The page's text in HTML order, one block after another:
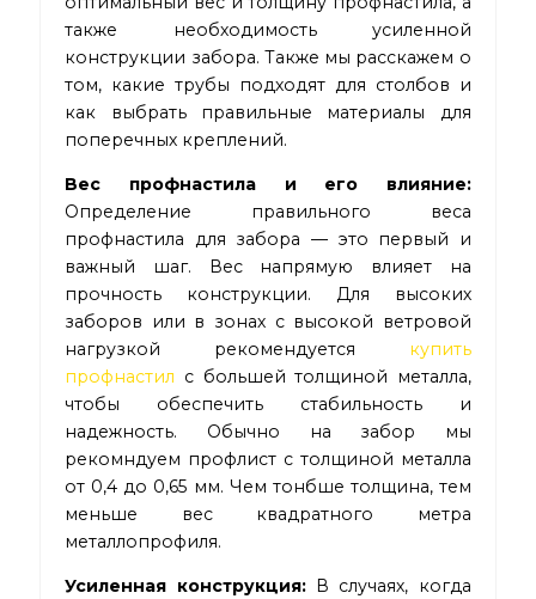
также необходимость усиленной
конструкции забора. Также мы расскажем о
том, какие трубы подходят для столбов и
как выбрать правильные материалы для
поперечных креплений.
Вес профнастила и его влияние:
Определение правильного веса
профнастила для забора — это первый и
важный шаг. Вес напрямую влияет на
прочность конструкции. Для высоких
заборов или в зонах с высокой ветровой
нагрузкой рекомендуется купить
профнастил с большей толщиной металла,
чтобы обеспечить стабильность и
надежность. Обычно на забор мы
рекомндуем профлист с толщиной металла
от 0,4 до 0,65 мм. Чем тонбше толщина, тем
меньше вес квадратного метра
металлопрофиля.
Усиленная конструкция:В случаях, когда